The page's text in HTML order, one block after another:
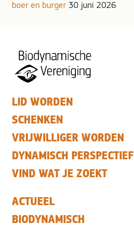
boer en burger 30 juni 2026
LID WORDEN
SCHENKEN
VRIJWILLIGER WORDEN
DYNAMISCH PERSPECTIEF
VIND WAT JE ZOEKT
ACTUEEL
BIODYNAMISCH